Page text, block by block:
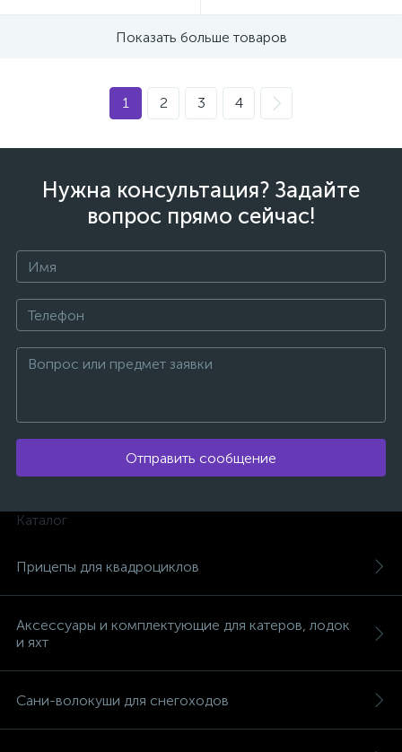
Показать больше товаров
1 2 3 4
Нужна консультация? Задайте
вопрос прямо сейчас!
Отправить сообщение
Каталог
Прицепы для квадроциклов
Аксессуары и комплектующие для катеров, лодок
и яхт
Сани-волокуши для снегоходов